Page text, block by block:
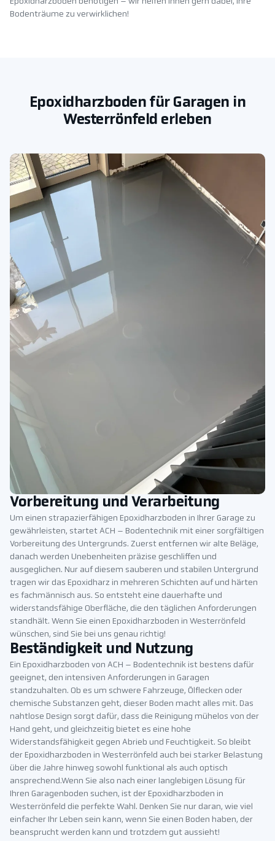
Bodenträume zu verwirklichen!
Epoxidharzboden für Garagen in
Westerrönfeld erleben
Vorbereitung und Verarbeitung
Um einen strapazierfähigen Epoxidharzboden in Ihrer Garage zu
gewährleisten, startet ACH – Bodentechnik mit einer sorgfältigen
Vorbereitung des Untergrunds. Zuerst entfernen wir alte Beläge,
danach werden Unebenheiten präzise geschliffen und
ausgeglichen. Nur auf diesem sauberen und stabilen Untergrund
tragen wir das Epoxidharz in mehreren Schichten auf und härten
es fachmännisch aus. So entsteht eine dauerhafte und
widerstandsfähige Oberfläche, die den täglichen Anforderungen
standhält. Wenn Sie einen Epoxidharzboden in Westerrönfeld
wünschen, sind Sie bei uns genau richtig!
Beständigkeit und Nutzung
Ein Epoxidharzboden von ACH – Bodentechnik ist bestens dafür
geeignet, den intensiven Anforderungen in Garagen
standzuhalten. Ob es um schwere Fahrzeuge, Ölflecken oder
chemische Substanzen geht, dieser Boden macht alles mit. Das
nahtlose Design sorgt dafür, dass die Reinigung mühelos von der
Hand geht, und gleichzeitig bietet es eine hohe
Widerstandsfähigkeit gegen Abrieb und Feuchtigkeit. So bleibt
der Epoxidharzboden in Westerrönfeld auch bei starker Belastung
über die Jahre hinweg sowohl funktional als auch optisch
ansprechend.Wenn Sie also nach einer langlebigen Lösung für
Ihren Garagenboden suchen, ist der Epoxidharzboden in
Westerrönfeld die perfekte Wahl. Denken Sie nur daran, wie viel
einfacher Ihr Leben sein kann, wenn Sie einen Boden haben, der
beansprucht werden kann und trotzdem gut aussieht!